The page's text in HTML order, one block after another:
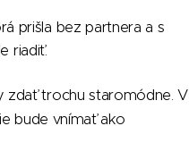
prišla bez partnera a s
riadiť.
zdať trochu staromódne. V
bude vnímať ako